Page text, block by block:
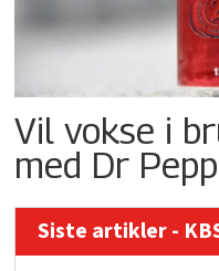
Vil vokse i
med Dr
Siste artikler -